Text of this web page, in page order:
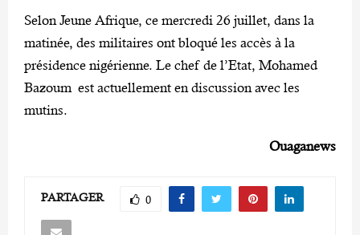
Selon Jeune Afrique, ce mercredi 26 juillet, dans la
matinée, des militaires ont bloqué les accès à la
présidence nigérienne. Le chef de l’Etat, Mohamed
Bazoum est actuellement en discussion avec les
mutins.
Ouaganews
PARTAGER 0